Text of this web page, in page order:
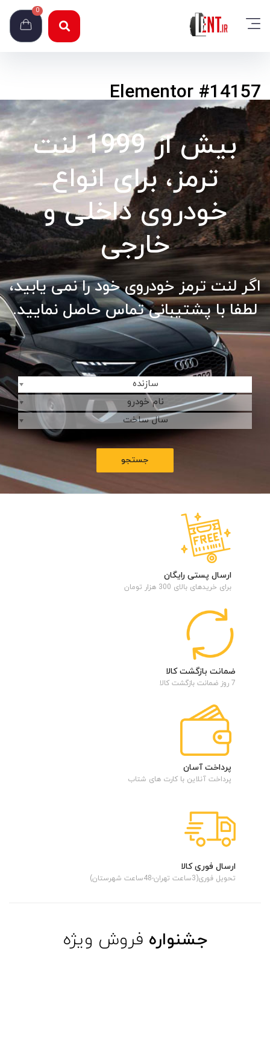
0
Elementor#14157
بیش از 1999 لنت
ترمز، برای انواع
خودروی داخلی و
خارجی
اگر لنت ترمز خودروی خود را نمی یابید،
لطفا با پشتیبانی تماس حاصل نمایید.
سازنده
نام خودرو
سال ساخت
جستجو
ارسال پستی رایگان
برای خریدهای بالای 300 هزار تومان
ضمانت بازگشت کالا
7 روز ضمانت بازگشت کالا
پرداخت آسان
پرداخت آنلاین با کارت های شتاب
ارسال فوری کالا
تحویل فوری(3ساعت تهران-48ساعت شهرستان)
جشنواره فروش ویژه